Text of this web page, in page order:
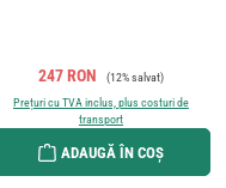
Preț de vânzare:
247 RON Preț obișnuit:
(12% salvat)
Prețuri cu TVA inclus, plus costuri de
transport
ADAUGĂ ÎN COȘ